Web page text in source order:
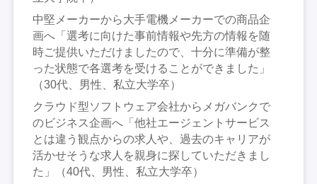
中堅メーカーから大手電機メーカーでの商品企
画へ「選考に向けた事前情報や先方の情報を随
時ご提供いただけましたので、十分に準備が整
った状態で各選考を受けることができました」
（30代、男性、私立大学卒）
クラウド型ソフトウェア会社からメガバンクで
のビジネス企画へ「他社エージェントサービス
とは違う観点からの求人や、過去のキャリアが
活かせそうな求人を親身に探していただきまし
た」（40代、男性、私立大学卒）